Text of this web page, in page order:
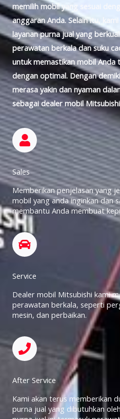
memilih mobil yang sesuai
anggaran Anda. Selain itu, kami
layanan purna jual yang
perawatan berkala dan suku
untuk memastikan mobil Anda
dengan optimal. Dengan
merasa yakin dan nyaman
sebagai dealer mobil
Sales
Memberikan penjelasan yang
mobil yang anda inginkan dan
membantu Anda membuat
Service
Dealer mobil Mitsubishi kami
perawatan berkala, seperti
mesin, dan perbaikan.
After Service
Kami akan terus memberikan
purna jual yang dibutuhkan